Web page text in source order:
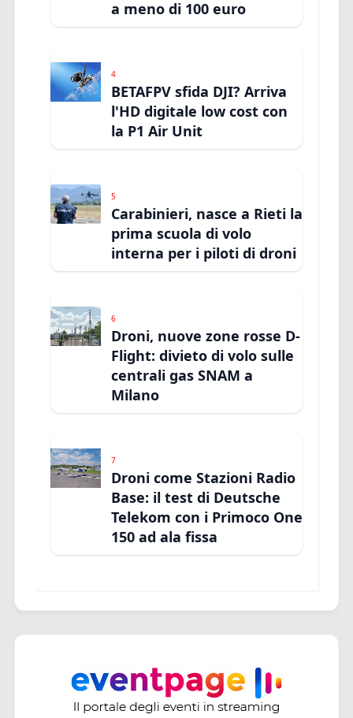
a meno di 100 euro
4
BETAFPV sfida DJI? Arriva
l'HD digitale low cost con
la P1 Air Unit
5
Carabinieri, nasce a Rieti la
prima scuola di volo
interna per i piloti di droni
6
Droni, nuove zone rosse D-
Flight: divieto di volo sulle
centrali gas SNAM a
Milano
7
Droni come Stazioni Radio
Base: il test di Deutsche
Telekom con i Primoco One
150 ad ala fissa